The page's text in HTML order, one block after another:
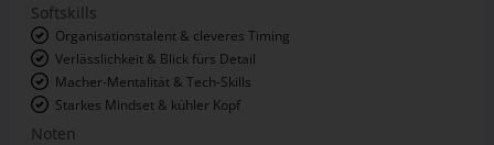
Softskills
Organisationstalent & cleveres Timing
Verlässlichkeit & Blick fürs Detail
Macher-Mentalität & Tech-Skills
Starkes Mindset & kühler Kopf
Noten